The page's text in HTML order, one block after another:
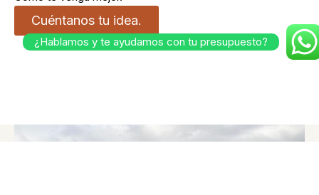
Cuéntanos tu idea.
¿Hablamos y te ayudamos con tu presupuesto?